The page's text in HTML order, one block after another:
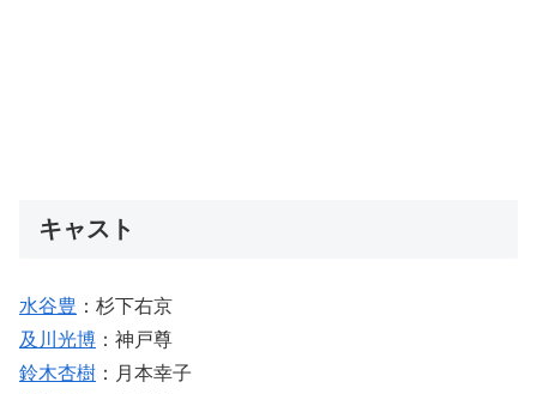
キャスト
水谷豊 ：杉下右京
及川光博 ：神戸尊
鈴木杏樹 ：月本幸子